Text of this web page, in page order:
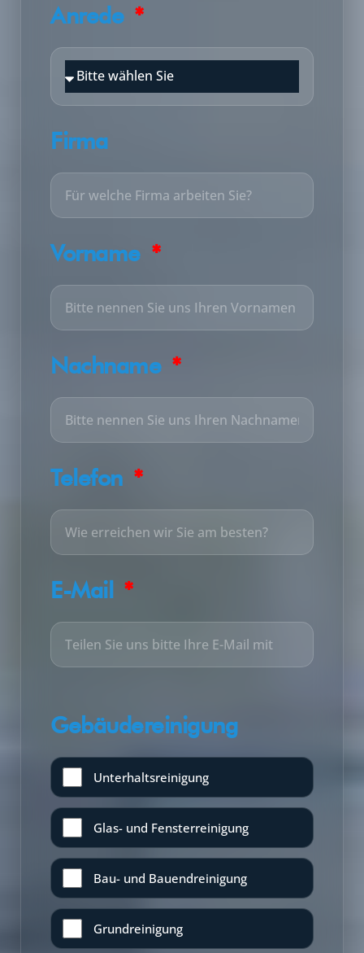
Anrede
Firma
Vorname
Nachname
Telefon
E-Mail
Gebäudereinigung
Unterhaltsreinigung
Glas- und Fensterreinigung
Bau- und Bauendreinigung
Grundreinigung